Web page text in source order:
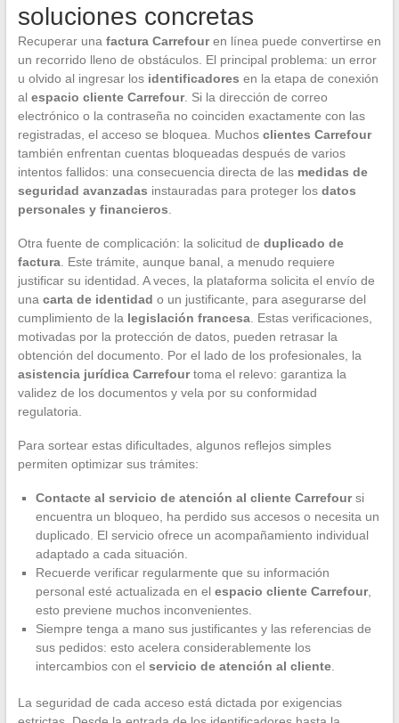
soluciones concretas
Recuperar una factura Carrefouren línea puede convertirse en
un recorrido lleno de obstáculos. El principal problema: un error
u olvido al ingresar los identificadores en la etapa de conexión
al espacio cliente Carrefour. Si la dirección de correo
electrónico o la contraseña no coinciden exactamente con las
registradas, el acceso se bloquea. Muchos clientes Carrefour
también enfrentan cuentas bloqueadas después de varios
intentos fallidos: una consecuencia directa de las medidas de
seguridad avanzadas instauradas para proteger los datos
personales y financieros
Otra fuente de complicación: la solicitud de duplicado de
factura. Este trámite, aunque banal, a menudo requiere
justificar su identidad. A veces, la plataforma solicita el envío de
una carta de identidad o un justificante, para asegurarse del
cumplimiento de la legislación francesa. Estas verificaciones,
motivadas por la protección de datos, pueden retrasar la
obtención del documento. Por el lado de los profesionales, la
asistencia jurídica Carrefourtoma el relevo: garantiza la
validez de los documentos y vela por su conformidad
regulatoria.
Para sortear estas dificultades, algunos reflejos simples
permiten optimizar sus trámites:
Contacte al servicio de atención al cliente Carrefoursi
encuentra un bloqueo, ha perdido sus accesos o necesita un
duplicado. El servicio ofrece un acompañamiento individual
adaptado a cada situación.
Recuerde verificar regularmente que su información
personal esté actualizada en el espacio cliente Carrefour,
esto previene muchos inconvenientes.
Siempre tenga a mano sus justificantes y las referencias de
sus pedidos: esto acelera considerablemente los
intercambios con el servicio de atención al cliente.
La seguridad de cada acceso está dictada por exigencias